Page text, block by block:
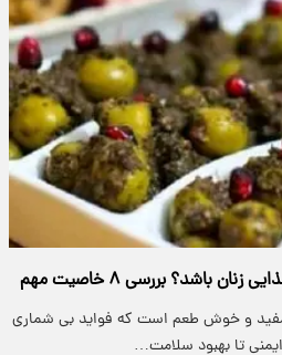
باشد؟ بررسی ۸ خاصیت مهم
و خوش طعم است که فواید بی شماری
تا بهبود سلامت…